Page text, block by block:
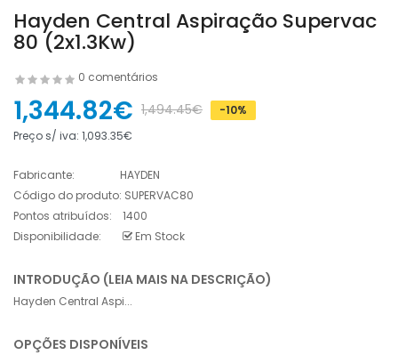
Hayden Central Aspiração Supervac
80 (2x1.3Kw)
0 comentários
1,344.82€ 1,494.45€
-10%
Preço s/ iva: 1,093.35€
Fabricante:
HAYDEN
Código do produto: SUPERVAC80
Pontos atribuídos:
1400
Disponibilidade:
Em Stock
INTRODUÇÃO (LEIA MAIS NA DESCRIÇÃO)
Hayden Central Aspi...
OPÇÕES DISPONÍVEIS